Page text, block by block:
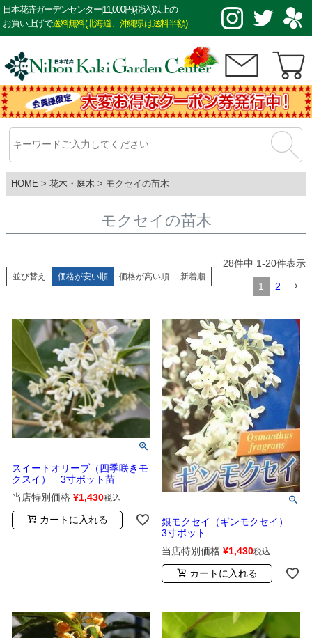
日本花卉ガーデンセンター|11,000円(税込)以上の
お買い上げで送料無料(北海道、沖縄県は送料半額)
HOME 花木・庭木 モクセイの苗木
モクセイの苗木
並び替え 価格が安い順 価格が高い順 新着順
28件中 1-20件表示
1 2
スイートオリーブ（四季咲きモ
クスイ） 3寸ポット苗
当店特別価格 ¥1,430税込
カートに入れる
銀モクセイ（ギンモクセイ）
3寸ポット
当店特別価格 ¥1,430税込
カートに入れる